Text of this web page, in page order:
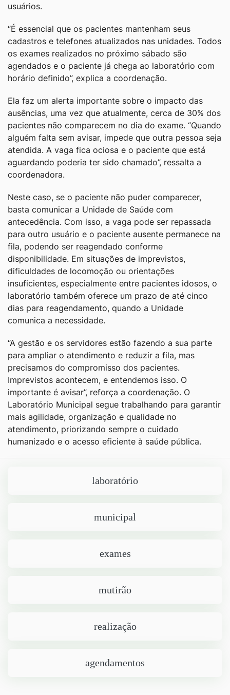
usuários.
“É essencial que os pacientes mantenham seus
cadastros e telefones atualizados nas unidades. Todos
os exames realizados no próximo sábado são
agendados e o paciente já chega ao laboratório com
horário definido”, explica a coordenação.
Ela faz um alerta importante sobre o impacto das
ausências, uma vez que atualmente, cerca de 30% dos
pacientes não comparecem no dia do exame. “Quando
alguém falta sem avisar, impede que outra pessoa seja
atendida. A vaga fica ociosa e o paciente que está
aguardando poderia ter sido chamado”, ressalta a
coordenadora.
Neste caso, se o paciente não puder comparecer,
basta comunicar a Unidade de Saúde com
antecedência. Com isso, a vaga pode ser repassada
para outro usuário e o paciente ausente permanece na
fila, podendo ser reagendado conforme
disponibilidade. Em situações de imprevistos,
dificuldades de locomoção ou orientações
insuficientes, especialmente entre pacientes idosos, o
laboratório também oferece um prazo de até cinco
dias para reagendamento, quando a Unidade
comunica a necessidade.
“A gestão e os servidores estão fazendo a sua parte
para ampliar o atendimento e reduzir a fila, mas
precisamos do compromisso dos pacientes.
Imprevistos acontecem, e entendemos isso. O
importante é avisar”, reforça a coordenação. O
Laboratório Municipal segue trabalhando para garantir
mais agilidade, organização e qualidade no
atendimento, priorizando sempre o cuidado
humanizado e o acesso eficiente à saúde pública.
laboratório
municipal
exames
mutirão
realização
agendamentos